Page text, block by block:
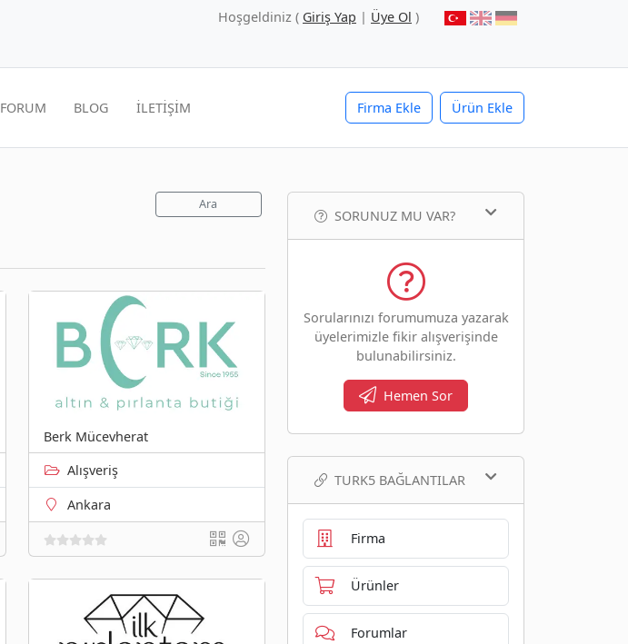
Hoşgeldiniz ( Giriş Yap | Üye Ol )
Firma Ekle Ürün Ekle
FORUM BLOG İLETİŞİM
Ara
Berk Mücevherat
Alışveriş
Ankara
SORUNUZ MU VAR?
Sorularınızı forumumuza yazarak
üyelerimizle fikir alışverişinde
bulunabilirsiniz.
Hemen Sor
TURK5 BAĞLANTILAR
Firma
Ürünler
Forumlar